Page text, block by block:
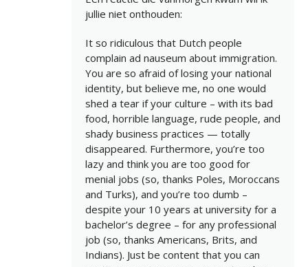
jullie niet onthouden:
It so ridiculous that Dutch people
complain ad nauseum about immigration.
You are so afraid of losing your national
identity, but believe me, no one would
shed a tear if your culture – with its bad
food, horrible language, rude people, and
shady business practices — totally
disappeared. Furthermore, you’re too
lazy and think you are too good for
menial jobs (so, thanks Poles, Moroccans
and Turks), and you’re too dumb –
despite your 10 years at university for a
bachelor’s degree – for any professional
job (so, thanks Americans, Brits, and
Indians). Just be content that you can